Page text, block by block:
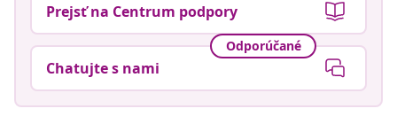
Prejsť na Centrum podpory
Odporúčané
Chatujte s nami